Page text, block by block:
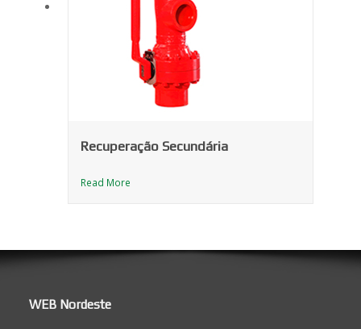
Recuperação Secundária
Read More
WEB Nordeste